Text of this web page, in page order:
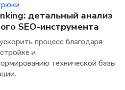
детальный анализ
SEO-инструмента
процесс благодаря
и
технической базы